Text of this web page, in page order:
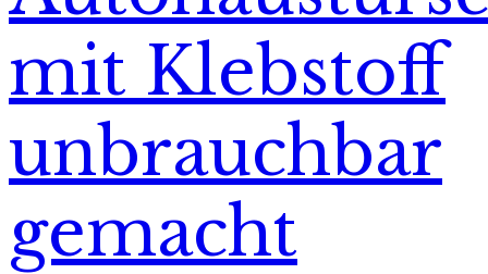
mit Klebstoff
unbrauchbar
gemacht